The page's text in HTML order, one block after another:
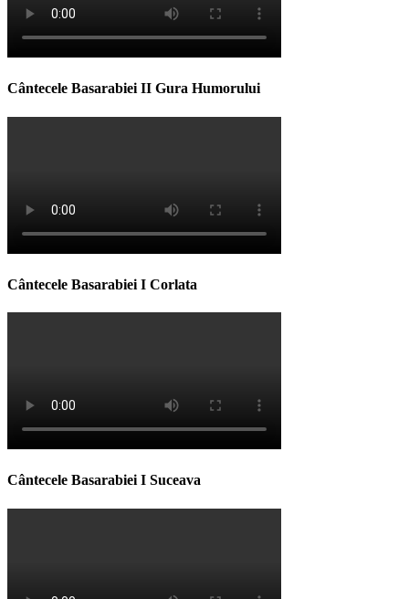
Cântecele Basarabiei II Gura Humorului
Cântecele Basarabiei I Corlata
Cântecele Basarabiei I Suceava